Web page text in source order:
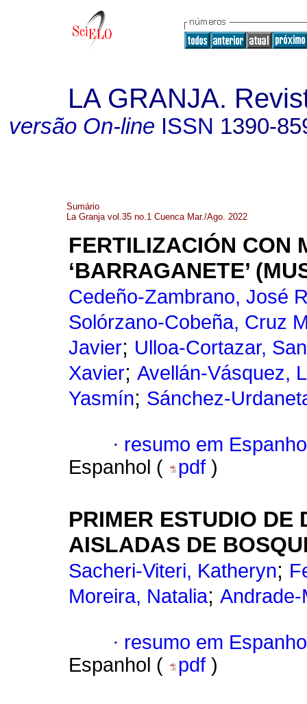
LA GRANJA.
versão On-line ISSN 1390-
Sumário
La Granja vol.35 no.1 Cuenca Mar./Ago. 2022
FERTILIZACIÓN CON
‘BARRAGANETE’
Cedeño-Zambrano, José
Solórzano-Cobeña, Cruz
Javier; Ulloa-Cortazar,
Xavier; Avellán-Vásquez,
Yasmín; Sánchez-
· resumo em
Espanhol (
pdf )
PRIMER ESTUDIO DE
AISLADAS DE
Sacheri-Viteri, Katheryn;
Moreira, Natalia;
· resumo em
Espanhol (
pdf )